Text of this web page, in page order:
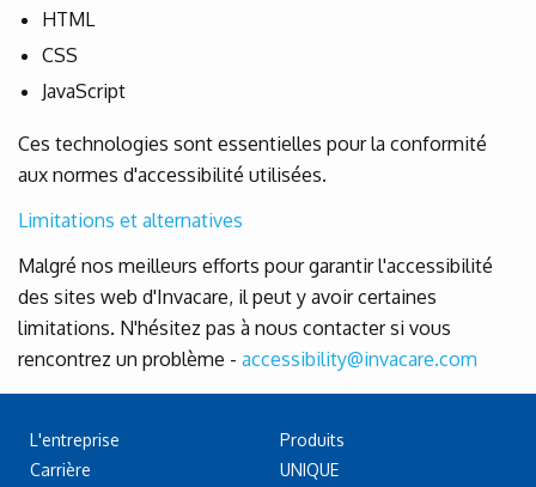
HTML
CSS
JavaScript
Ces technologies sont essentielles pour la conformité
aux normes d'accessibilité utilisées.
Limitations et alternatives
Malgré nos meilleurs efforts pour garantir l'accessibilité
des sites web d'Invacare, il peut y avoir certaines
limitations. N'hésitez pas à nous contacter si vous
rencontrez un problème - accessibility@invacare.com
L'entreprise
Carrière
Produits
UNIQUE